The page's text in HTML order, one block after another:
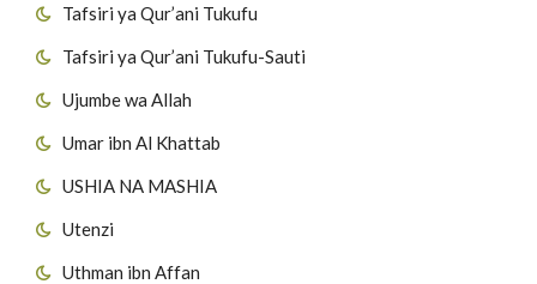
Tafsiri ya Qur’ani Tukufu
Tafsiri ya Qur’ani Tukufu-Sauti
Ujumbe wa Allah
Umar ibn Al Khattab
USHIA NA MASHIA
Utenzi
Uthman ibn Affan